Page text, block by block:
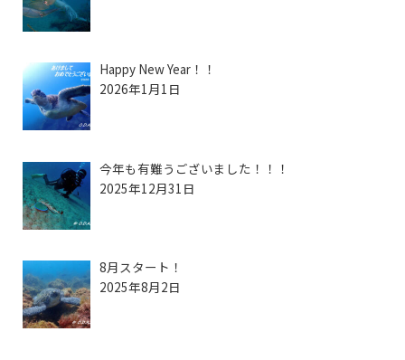
Happy New Year！！
2026年1月1日
今年も有難うございました！！！
2025年12月31日
8月スタート！
2025年8月2日